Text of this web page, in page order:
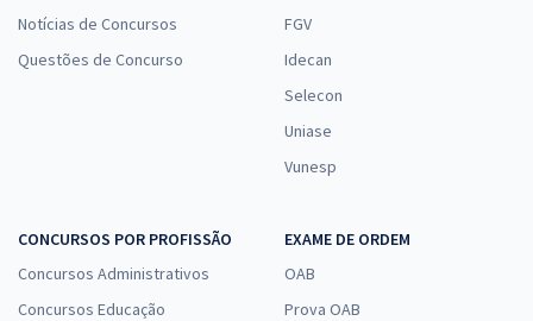
Notícias de Concursos
Questões de Concurso
FGV
Idecan
Selecon
Uniase
Vunesp
CONCURSOS POR PROFISSÃO
Concursos Administrativos
Concursos Educação
EXAME DE ORDEM
OAB
Prova OAB